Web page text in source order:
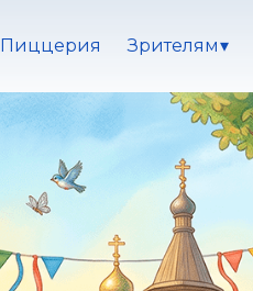
Пиццерия Зрителям